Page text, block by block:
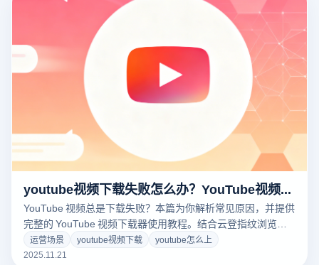
youtube视频下载失败怎么办？YouTube视频下载器使用教程？
YouTube 视频总是下载失败？本篇为你解析常见原因，并提供
完整的 YouTube 视频下载器使用教程。结合云登指纹浏览器
的多开浏览器与浏览器指纹隔离功能，轻松提升下载成功率，
让视频快速保存到本地。点击了解最快速有效的下载方法！
运营场景 youtube视频下载
youtube怎么上
2025.11.21